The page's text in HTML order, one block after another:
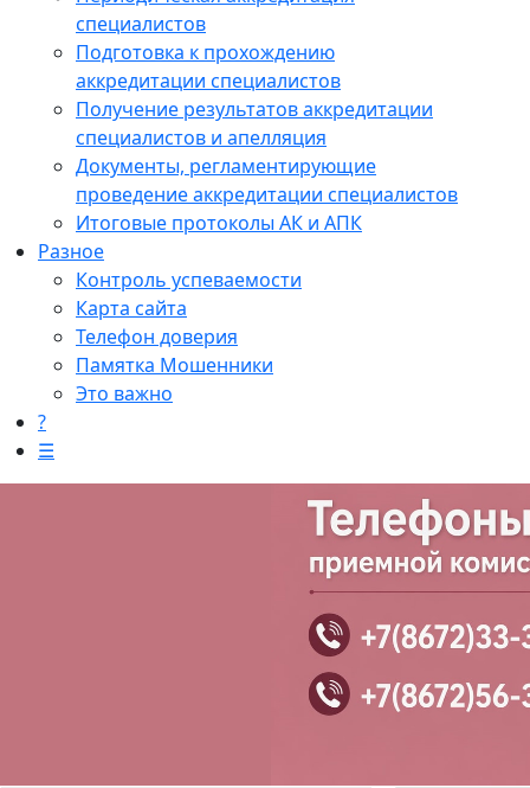
специалистов
Подготовка к прохождению
аккредитации специалистов
Получение результатов аккредитации
специалистов и апелляция
Документы, регламентирующие
проведение аккредитации специалистов
Итоговые протоколы АК и АПК
Разное
Контроль успеваемости
Карта сайта
Телефон доверия
Памятка Мошенники
Это важно
?
☰